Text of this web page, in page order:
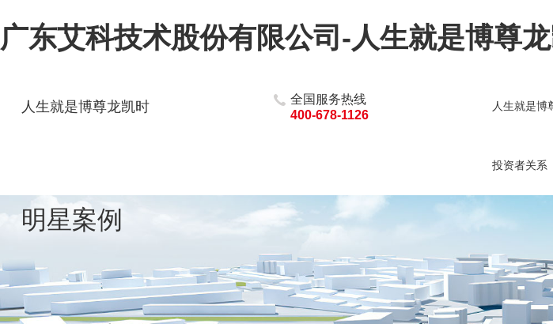
广东艾科技术股份有限公司-人生就是博尊
人生就是博尊龙凯时
全国服务热线
400-678-1126
人生就是博
投资者关系
明星案例